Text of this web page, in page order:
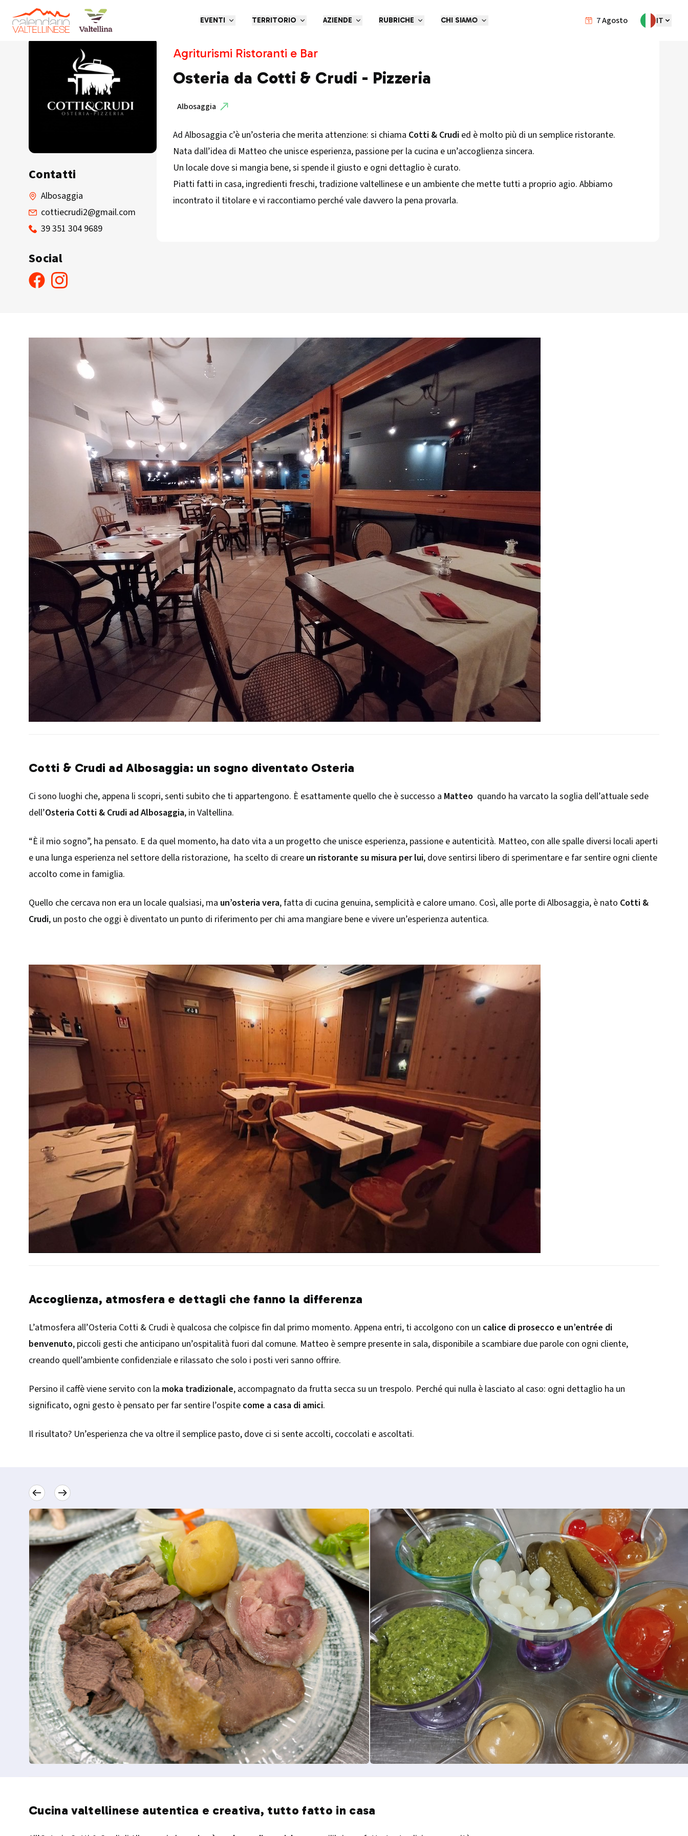
7Agosto IT
EVENTI TERRITORIO AZIENDE RUBRICHE CHI SIAMO
Contatti
Albosaggia
cottiecrudi2@gmail.com
39 351 304 9689
Social
Agriturismi Ristoranti e Bar
Osteria da Cotti & Crudi - Pizzeria
Albosaggia
Ad Albosaggia c’è un’osteria che merita attenzione: si chiama Cotti & Crudi ed è molto più di un semplice ristorante.
Nata dall’idea di Matteo che unisce esperienza, passione per la cucina e un’accoglienza sincera.
Un locale dove si mangia bene, si spende il giusto e ogni dettaglio è curato.
Piatti fatti in casa, ingredienti freschi, tradizione valtellinese e un ambiente che mette tutti a proprio agio. Abbiamo
incontrato il titolare e vi raccontiamo perché vale davvero la pena provarla.
Cotti & Crudi ad Albosaggia: un sogno diventato Osteria
Ci sono luoghi che, appena li scopri, senti subito che ti appartengono. È esattamente quello che è successo a Matteo quando ha varcato la soglia dell’attuale sede
dell’Osteria Cotti & Crudi ad Albosaggia, in Valtellina.
“È il mio sogno”, ha pensato. E da quel momento, ha dato vita a un progetto che unisce esperienza, passione e autenticità. Matteo, con alle spalle diversi locali aperti
e una lunga esperienza nel settore della ristorazione, ha scelto di creare un ristorante su misura per lui, dove sentirsi libero di sperimentare e far sentire ogni cliente
accolto come in famiglia.
Quello che cercava non era un locale qualsiasi, ma un’osteria vera, fatta di cucina genuina, semplicità e calore umano. Così, alle porte di Albosaggia, è nato Cotti &
Crudi, un posto che oggi è diventato un punto di riferimento per chi ama mangiare bene e vivere un’esperienza autentica.
Accoglienza, atmosfera e dettagli che fanno la differenza
L’atmosfera all’Osteria Cotti & Crudi è qualcosa che colpisce fin dal primo momento. Appena entri, ti accolgono con un calice di prosecco e un’entrée di
benvenuto, piccoli gesti che anticipano un’ospitalità fuori dal comune. Matteo è sempre presente in sala, disponibile a scambiare due parole con ogni cliente,
creando quell’ambiente confidenziale e rilassato che solo i posti veri sanno offrire.
Persino il caffè viene servito con la moka tradizionale, accompagnato da frutta secca su un trespolo. Perché qui nulla è lasciato al caso: ogni dettaglio ha un
significato, ogni gesto è pensato per far sentire l’ospite come a casa di amici.
Il risultato? Un’esperienza che va oltre il semplice pasto, dove ci si sente accolti, coccolati e ascoltati.
Cucina valtellinese autentica e creativa, tutto fatto in casa